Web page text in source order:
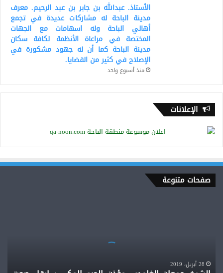
الأستاذ. عبدالله بن جابر بن عبد الرحيم. معرف
مدينة الباحة له مشاركات عديدة في تجمع
أهالي الباحة وله اسهامات مع الجهات
المختصة في مراعاة الأنظمة لكافة سكان
مدينة الباحة كما أن له جهود مشكورة في
الإصلاح في كثير من القضايا.
منذ أسبوع واحد
الإعلانات
صفحات متنوعة
سابقا..
28 أبريل، 2019